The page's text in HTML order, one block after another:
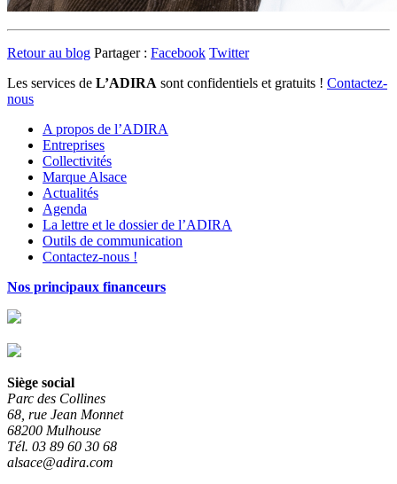
Retour au blog Partager : Facebook Twitter
Les services de L’ADIRA sont confidentiels et gratuits ! Contactez-
nous
A propos de l’ADIRA
Entreprises
Collectivités
Marque Alsace
Actualités
Agenda
La lettre et le dossier de l’ADIRA
Outils de communication
Contactez-nous !
Nos principaux financeurs
Siège social
Parc des Collines
68, rue Jean Monnet
68200 Mulhouse
Tél. 03 89 60 30 68
alsace@adira.com